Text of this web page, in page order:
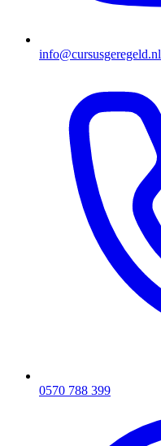
info@cursusgeregeld.nl
0570 788 399